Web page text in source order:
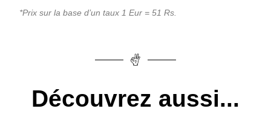
*Prix sur la base d’un taux 1 Eur = 51 Rs.
Découvrez aussi...